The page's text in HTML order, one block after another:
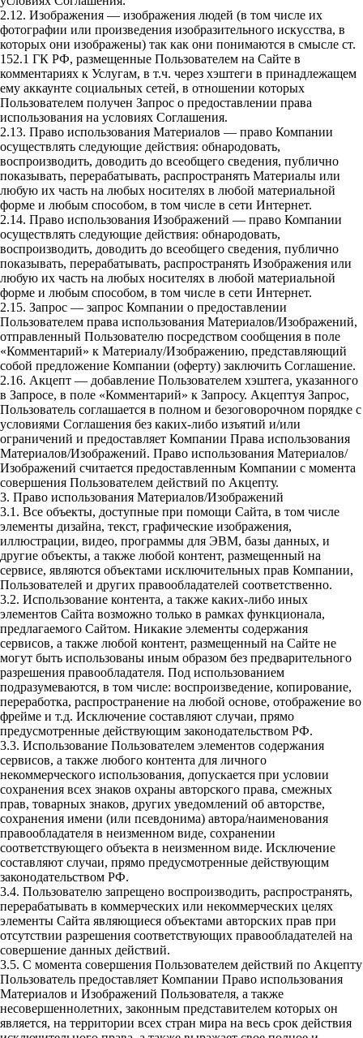
2.12. Изображения — изображения людей (в том числе их
фотографии или произведения изобразительного искусства, в
которых они изображены) так как они понимаются в смысле ст.
152.1 ГК РФ, размещенные Пользователем на Сайте в
комментариях к Услугам, в т.ч. через хэштеги в принадлежащем
ему аккаунте социальных сетей, в отношении которых
Пользователем получен Запрос о предоставлении права
использования на условиях Соглашения.
2.13. Право использования Материалов — право Компании
осуществлять следующие действия: обнародовать,
воспроизводить, доводить до всеобщего сведения, публично
показывать, перерабатывать, распространять Материалы или
любую их часть на любых носителях в любой материальной
форме и любым способом, в том числе в сети Интернет.
2.14. Право использования Изображений — право Компании
осуществлять следующие действия: обнародовать,
воспроизводить, доводить до всеобщего сведения, публично
показывать, перерабатывать, распространять Изображения или
любую их часть на любых носителях в любой материальной
форме и любым способом, в том числе в сети Интернет.
2.15. Запрос — запрос Компании о предоставлении
Пользователем права использования Материалов/Изображений,
отправленный Пользователю посредством сообщения в поле
«Комментарий» к Материалу/Изображению, представляющий
собой предложение Компании (оферту) заключить Соглашение.
2.16. Акцепт — добавление Пользователем хэштега, указанного
в Запросе, в поле «Комментарий» к Запросу. Акцептуя Запрос,
Пользователь соглашается в полном и безоговорочном порядке с
условиями Соглашения без каких-либо изъятий и/или
ограничений и предоставляет Компании Права использования
Материалов/Изображений. Право использования Материалов/
Изображений считается предоставленным Компании с момента
совершения Пользователем действий по Акцепту.
3. Право использования Материалов/Изображений
3.1. Все объекты, доступные при помощи Сайта, в том числе
элементы дизайна, текст, графические изображения,
иллюстрации, видео, программы для ЭВМ, базы данных, и
другие объекты, а также любой контент, размещенный на
сервисе, являются объектами исключительных прав Компании,
Пользователей и других правообладателей соответственно.
3.2. Использование контента, а также каких-либо иных
элементов Сайта возможно только в рамках функционала,
предлагаемого Сайтом. Никакие элементы содержания
сервисов, а также любой контент, размещенный на Сайте не
могут быть использованы иным образом без предварительного
разрешения правообладателя. Под использованием
подразумеваются, в том числе: воспроизведение, копирование,
переработка, распространение на любой основе, отображение во
фрейме и т.д. Исключение составляют случаи, прямо
предусмотренные действующим законодательством РФ.
3.3. Использование Пользователем элементов содержания
сервисов, а также любого контента для личного
некоммерческого использования, допускается при условии
сохранения всех знаков охраны авторского права, смежных
прав, товарных знаков, других уведомлений об авторстве,
сохранения имени (или псевдонима) автора/наименования
правообладателя в неизменном виде, сохранении
соответствующего объекта в неизменном виде. Исключение
составляют случаи, прямо предусмотренные действующим
законодательством РФ.
3.4. Пользователю запрещено воспроизводить, распространять,
перерабатывать в коммерческих или некоммерческих целях
элементы Сайта являющиеся объектами авторских прав при
отсутствии разрешения соответствующих правообладателей на
совершение данных действий.
3.5. С момента совершения Пользователем действий по Акцепту
Пользователь предоставляет Компании Право использования
Материалов и Изображений Пользователя, а также
несовершеннолетних, законным представителем которых он
является, на территории всех стран мира на весь срок действия